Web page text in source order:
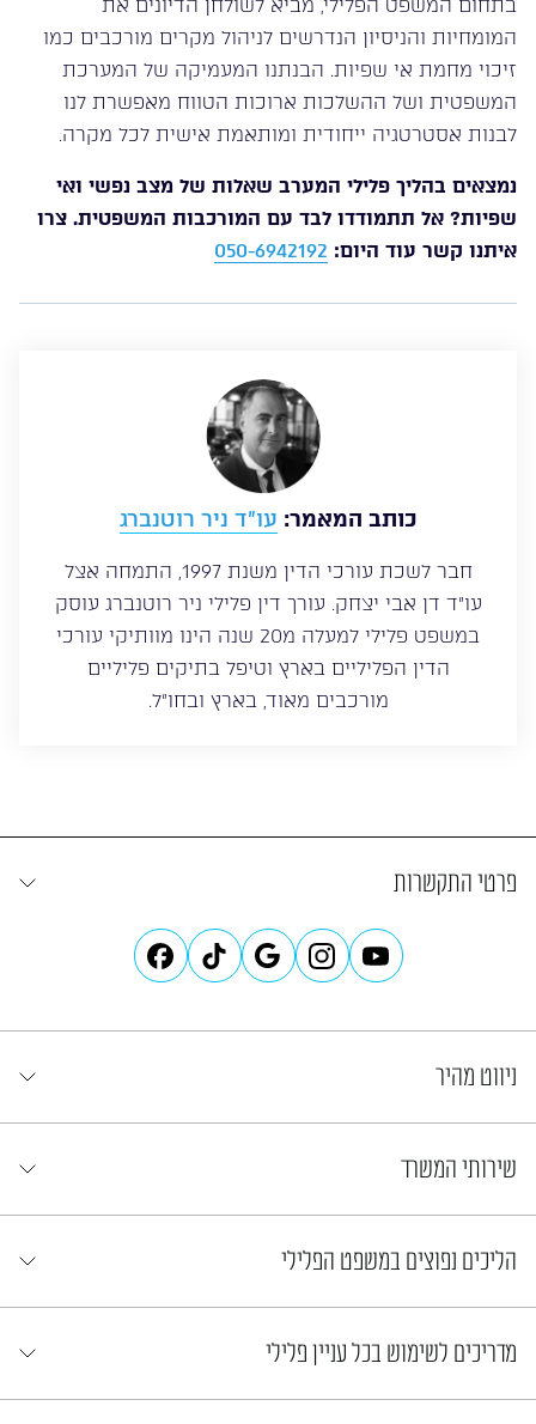
בתחום המשפט הפלילי, מביא לשולחן הדיונים את
המומחיות והניסיון הנדרשים לניהול מקרים מורכבים כמו
זיכוי מחמת אי שפיות. הבנתנו המעמיקה של המערכת
המשפטית ושל ההשלכות ארוכות הטווח מאפשרת לנו
לבנות אסטרטגיה ייחודית ומותאמת אישית לכל מקרה.
נמצאים בהליך פלילי המערב שאלות של מצב נפשי ואי
שפיות? אל תתמודדו לבד עם המורכבות המשפטית. צרו
איתנו קשר עוד היום: 050-6942192
כותב המאמר: עו”ד ניר רוטנברג
חבר לשכת עורכי הדין משנת 1997, התמחה אצל
עו”ד דן אבי יצחק. עורך דין פלילי ניר רוטנברג עוסק
במשפט פלילי למעלה מ20 שנה הינו מוותיקי עורכי
הדין הפליליים בארץ וטיפל בתיקים פליליים
מורכבים מאוד, בארץ ובחו”ל.
פרטי התקשרות
ניווט מהיר
שירותי המשרד
הליכים נפוצים במשפט הפלילי
מדריכים לשימוש בכל עניין פלילי